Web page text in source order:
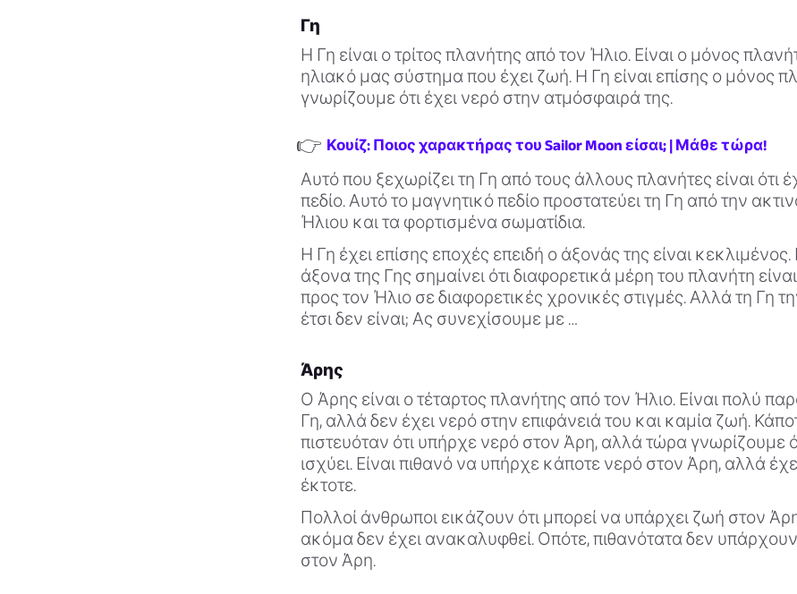
Γη
Η Γη είναι ο τρίτος πλανήτης από τον Ήλιο. Είναι ο μόνος
ηλιακό μας σύστημα που έχει ζωή. Η Γη είναι επίσης ο μόνος
γνωρίζουμε ότι έχει νερό στην ατμόσφαιρά της.
👉 Κουίζ: Ποιος χαρακτήρας του Sailor Moon είσαι; | Μάθε τώρα!
Αυτό που ξεχωρίζει τη Γη από τους άλλους πλανήτες είναι ότι
πεδίο. Αυτό το μαγνητικό πεδίο προστατεύει τη Γη από την
Ήλιου και τα φορτισμένα σωματίδια.
Η Γη έχει επίσης εποχές επειδή ο άξονάς της είναι
άξονα της Γης σημαίνει ότι διαφορετικά μέρη του πλανήτη
προς τον Ήλιο σε διαφορετικές χρονικές στιγμές. Αλλά τη Γη
έτσι δεν είναι; Ας συνεχίσουμε με …
Άρης
Ο Άρης είναι ο τέταρτος πλανήτης από τον Ήλιο. Είναι πολύ
Γη, αλλά δεν έχει νερό στην επιφάνειά του και καμία ζωή.
πιστευόταν ότι υπήρχε νερό στον Άρη, αλλά τώρα γνωρίζουμε
ισχύει. Είναι πιθανό να υπήρχε κάποτε νερό στον Άρη, αλλά
έκτοτε.
Πολλοί άνθρωποι εικάζουν ότι μπορεί να υπάρχει ζωή στον
ακόμα δεν έχει ανακαλυφθεί. Οπότε, πιθανότατα δεν
στον Άρη.